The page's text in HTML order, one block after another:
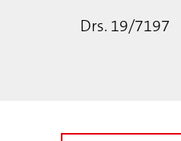
Drs. 19/7197